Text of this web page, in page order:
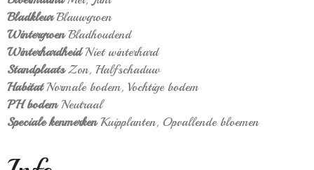
BladkleurBlauwgroen
WintergroenBladhoudend
WinterhardheidNiet winterhard
StandplaatsZon, Halfschaduw
HabitatNormale bodem, Vochtige bodem
PH bodemNeutraal
Speciale kenmerkenKuipplanten, Opvallende bloemen